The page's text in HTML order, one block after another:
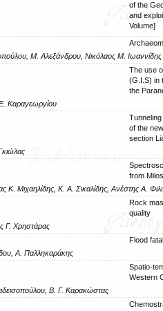
of the
and
Volume]
Μ. Αλεξάνδρου, Νικόλαος Μ. Ιωαννίδης
The use
(G.I.S) in
the
Καραγεωργίου
of the
section
from
Κ. Μιχαηλίδης, Κ. Α. Σικαλίδης, Ανέστης Α.
Rock
quality
Γ. Χρηστάρας
Flood
Α. Παλληκαράκης
Spatio-
Western
Β. Γ. Καρακώστας